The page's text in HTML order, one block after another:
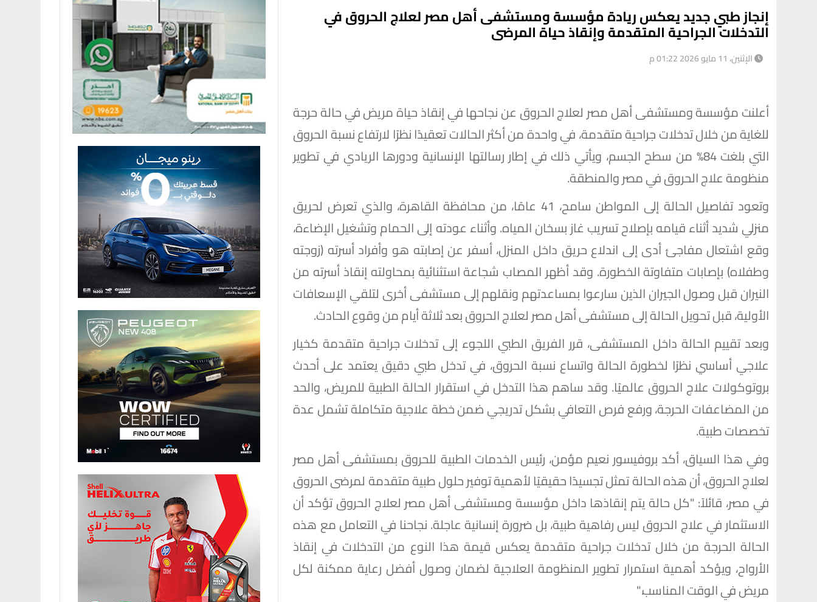
إنجاز طبي جديد يعكس ريادة مؤسسة ومستشفى أهل مصر لعلاج الحروق في
التدخلات الجراحية المتقدمة وإنقاذ حياة المرضى
الإثنين، 11 مايو 2026 01:22 م
أعلنت مؤسسة ومستشفى أهل مصر لعلاج الحروق عن نجاحها في إنقاذ حياة مريض في حالة حرجة
للغاية من خلال تدخلات جراحية متقدمة، في واحدة من أكثر الحالات تعقيدًا نظرًا لارتفاع نسبة الحروق
التي بلغت 84% من سطح الجسم، ويأتي ذلك في إطار رسالتها الإنسانية ودورها الريادي في تطوير
منظومة علاج الحروق في مصر والمنطقة.
وتعود تفاصيل الحالة إلى المواطن سامح، 41 عامًا، من محافظة القاهرة، والذي تعرض لحريق
منزلي شديد أثناء قيامه بإصلاح تسريب غاز بسخان المياه. وأثناء عودته إلى الحمام وتشغيل الإضاءة،
وقع اشتعال مفاجئ أدى إلى اندلاع حريق داخل المنزل، أسفر عن إصابته هو وأفراد أسرته (زوجته
وطفلاه) بإصابات متفاوتة الخطورة. وقد أظهر المصاب شجاعة استثنائية بمحاولته إنقاذ أسرته من
النيران قبل وصول الجيران الذين سارعوا بمساعدتهم ونقلهم إلى مستشفى أخرى لتلقي الإسعافات
الأولية، قبل تحويل الحالة إلى مستشفى أهل مصر لعلاج الحروق بعد ثلاثة أيام من وقوع الحادث.
وبعد تقييم الحالة داخل المستشفى، قرر الفريق الطبي اللجوء إلى تدخلات جراحية متقدمة كخيار
علاجي أساسي نظرًا لخطورة الحالة واتساع نسبة الحروق، في تدخل طبي دقيق يعتمد على أحدث
بروتوكولات علاج الحروق عالميًا. وقد ساهم هذا التدخل في استقرار الحالة الطبية للمريض، والحد
من المضاعفات الحرجة، ورفع فرص التعافي بشكل تدريجي ضمن خطة علاجية متكاملة تشمل عدة
تخصصات طبية.
وفي هذا السياق، أكد بروفيسور نعيم مؤمن، رئيس الخدمات الطبية للحروق بمستشفى أهل مصر
لعلاج الحروق، أن هذه الحالة تمثل تجسيدًا حقيقيًا لأهمية توفير حلول طبية متقدمة لمرضى الحروق
في مصر، قائلاً: "كل حالة يتم إنقاذها داخل مؤسسة ومستشفى أهل مصر لعلاج الحروق تؤكد أن
الاستثمار في علاج الحروق ليس رفاهية طبية، بل ضرورة إنسانية عاجلة. نجاحنا في التعامل مع هذه
الحالة الحرجة من خلال تدخلات جراحية متقدمة يعكس قيمة هذا النوع من التدخلات في إنقاذ
الأرواح، ويؤكد أهمية استمرار تطوير المنظومة العلاجية لضمان وصول أفضل رعاية ممكنة لكل
مريض في الوقت المناسب."